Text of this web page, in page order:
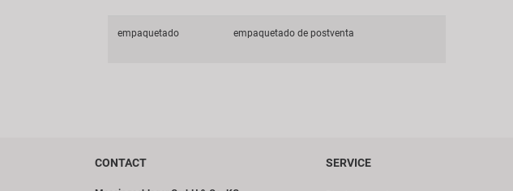
empaquetado empaquetado de postventa
CONTACT SERVICE